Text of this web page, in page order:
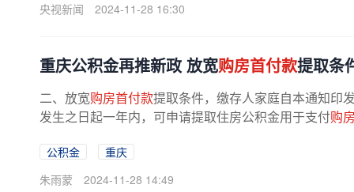
央视新闻
2024-11-28 16:30
重庆公积金再推新政 放宽购房首付款提取条
二、放宽购房首付款提取条件，缴存人家庭自本通知印
发生之日起一年内，可申请提取住房公积金用于支付购
公积金
重庆
朱雨蒙
2024-11-28 14:49